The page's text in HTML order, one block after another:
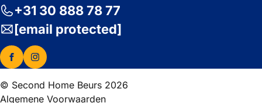
+31 30 888 78 77
[email protected]
© Second Home Beurs 2026
Algemene Voorwaarden